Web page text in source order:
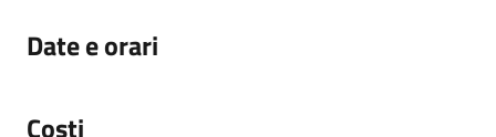
Date e orari
Costi